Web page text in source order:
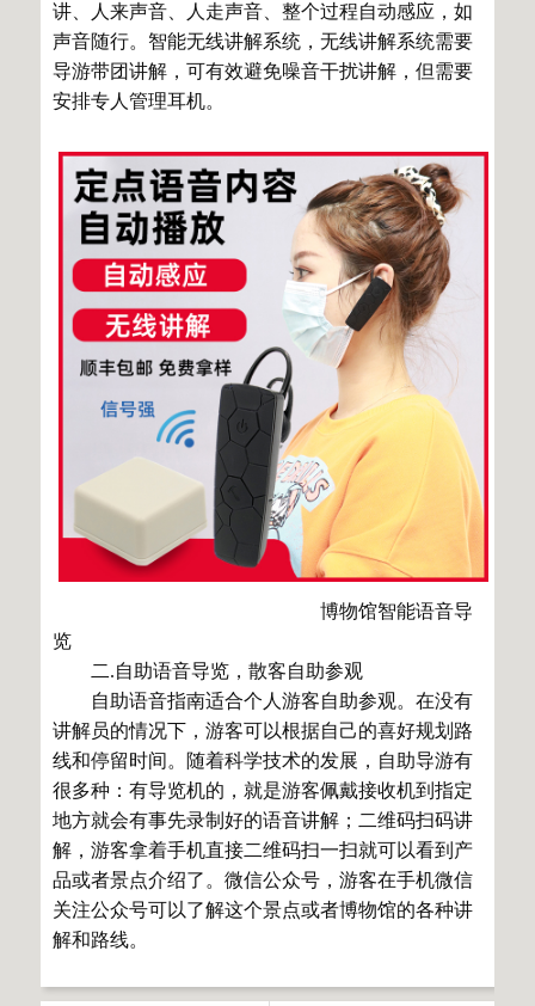
讲、人来声音、人走声音、整个过程自动感应，如
声音随行。智能无线讲解系统，无线讲解系统需要
导游带团讲解，可有效避免噪音干扰讲解，但需要
安排专人管理耳机。
博物馆智能语音导
览
二.自助语音导览，散客自助参观
自助语音指南适合个人游客自助参观。在没有
讲解员的情况下，游客可以根据自己的喜好规划路
线和停留时间。随着科学技术的发展，自助导游有
很多种：有导览机的，就是游客佩戴接收机到指定
地方就会有事先录制好的语音讲解；二维码扫码讲
解，游客拿着手机直接二维码扫一扫就可以看到产
品或者景点介绍了。微信公众号，游客在手机微信
关注公众号可以了解这个景点或者博物馆的各种讲
解和路线。